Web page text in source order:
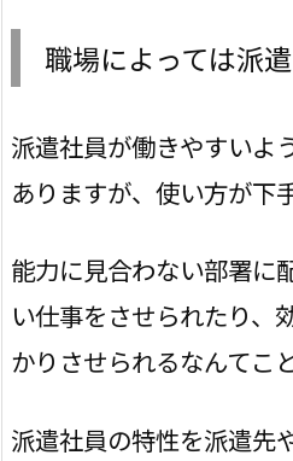
職場によっては派
派遣社員が働きやすいよ
ありますが、使い方が下
能力に見合わない部署に
い仕事をさせられたり、
かりさせられるなんてこ
派遣社員の特性を派遣先